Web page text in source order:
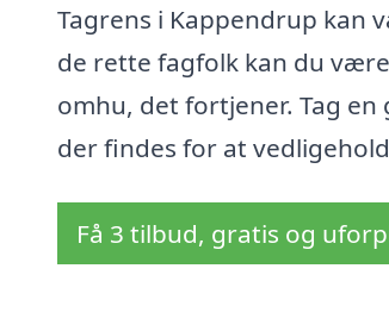
Tagrens i Kappen­drup kan
de rette fagfolk kan du
omhu, det fortjener. Tag
der findes for at
Få 3 tilbud, gratis og